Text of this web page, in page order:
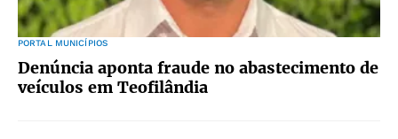
PORTAL MUNICÍPIOS
Denúncia aponta fraude no abastecimento de
veículos em Teofilândia